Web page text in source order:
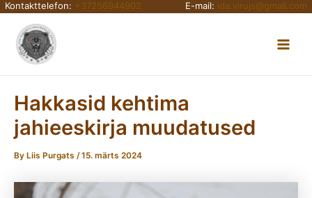
Skip
content
Kontakttelefon: +37256944902 E-mail: ida.virujs@gmail.com
Hakkasid kehtima
jahieeskirja muudatused
By Liis Purgats /15. märts 2024